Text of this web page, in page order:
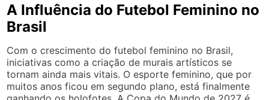
A Influência do Futebol Feminino no
Brasil
Com o crescimento do futebol feminino no Brasil,
iniciativas como a criação de murais artísticos se
tornam ainda mais vitais. O esporte feminino, que por
muitos anos ficou em segundo plano, está finalmente